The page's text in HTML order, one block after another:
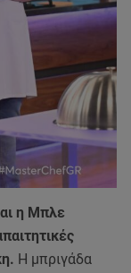
η Μπλε
Η μπριγάδα